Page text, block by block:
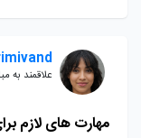
علاقمند به
مهارت های لازم